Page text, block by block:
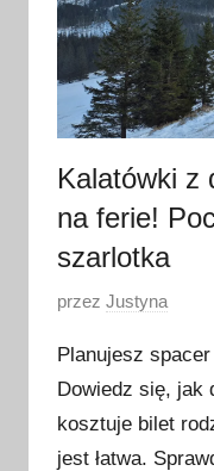
Kalatówki z
na ferie!
szarlotka
O
u
b
l
i
przez Justyna
Planujesz
Dowiedz się, jak
kosztuje bilet
jest łatwa.